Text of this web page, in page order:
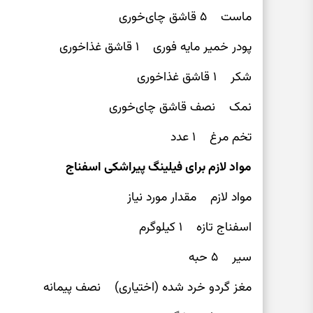
ماست ۵ قاشق چای‌خوری
پودر خمیر مایه فوری ۱ قاشق غذاخوری
شکر ۱ قاشق غذاخوری
نمک نصف قاشق چای‌خوری
تخم مرغ ۱ عدد
مواد لازم برای فیلینگ پیراشکی اسفناج
مواد لازم مقدار مورد نیاز
اسفناج تازه ۱ کیلوگرم
سیر ۵ حبه
مغز گردو خرد شده (اختیاری) نصف پیمانه